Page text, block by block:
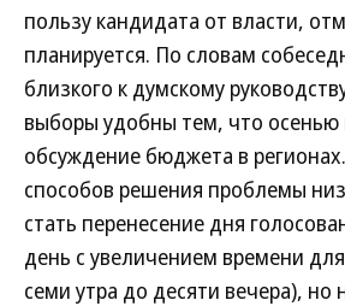
пользу кандидата от власти,
планируется. По словам
близкого к думскому
выборы удобны тем, что осенью
обсуждение бюджета в
способов решения проблемы
стать перенесение дня
день с увеличением времени
семи утра до десяти вечера), но